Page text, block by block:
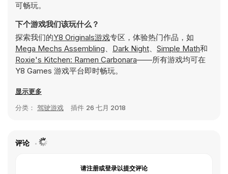
可畅玩。
下个游戏我们该玩什么？
探索我们的Y8 Originals游戏专区，体验热门作品，如
Mega Mechs Assembling、 Dark Night、 Simple Math和
Roxie's Kitchen: Ramen Carbonara——所有游戏均可在
Y8 Games 游戏平台即时畅玩。
显示更多
分类： 驾驶游戏 插件 26 七月 2018
评论
请注册或登录以提交评论